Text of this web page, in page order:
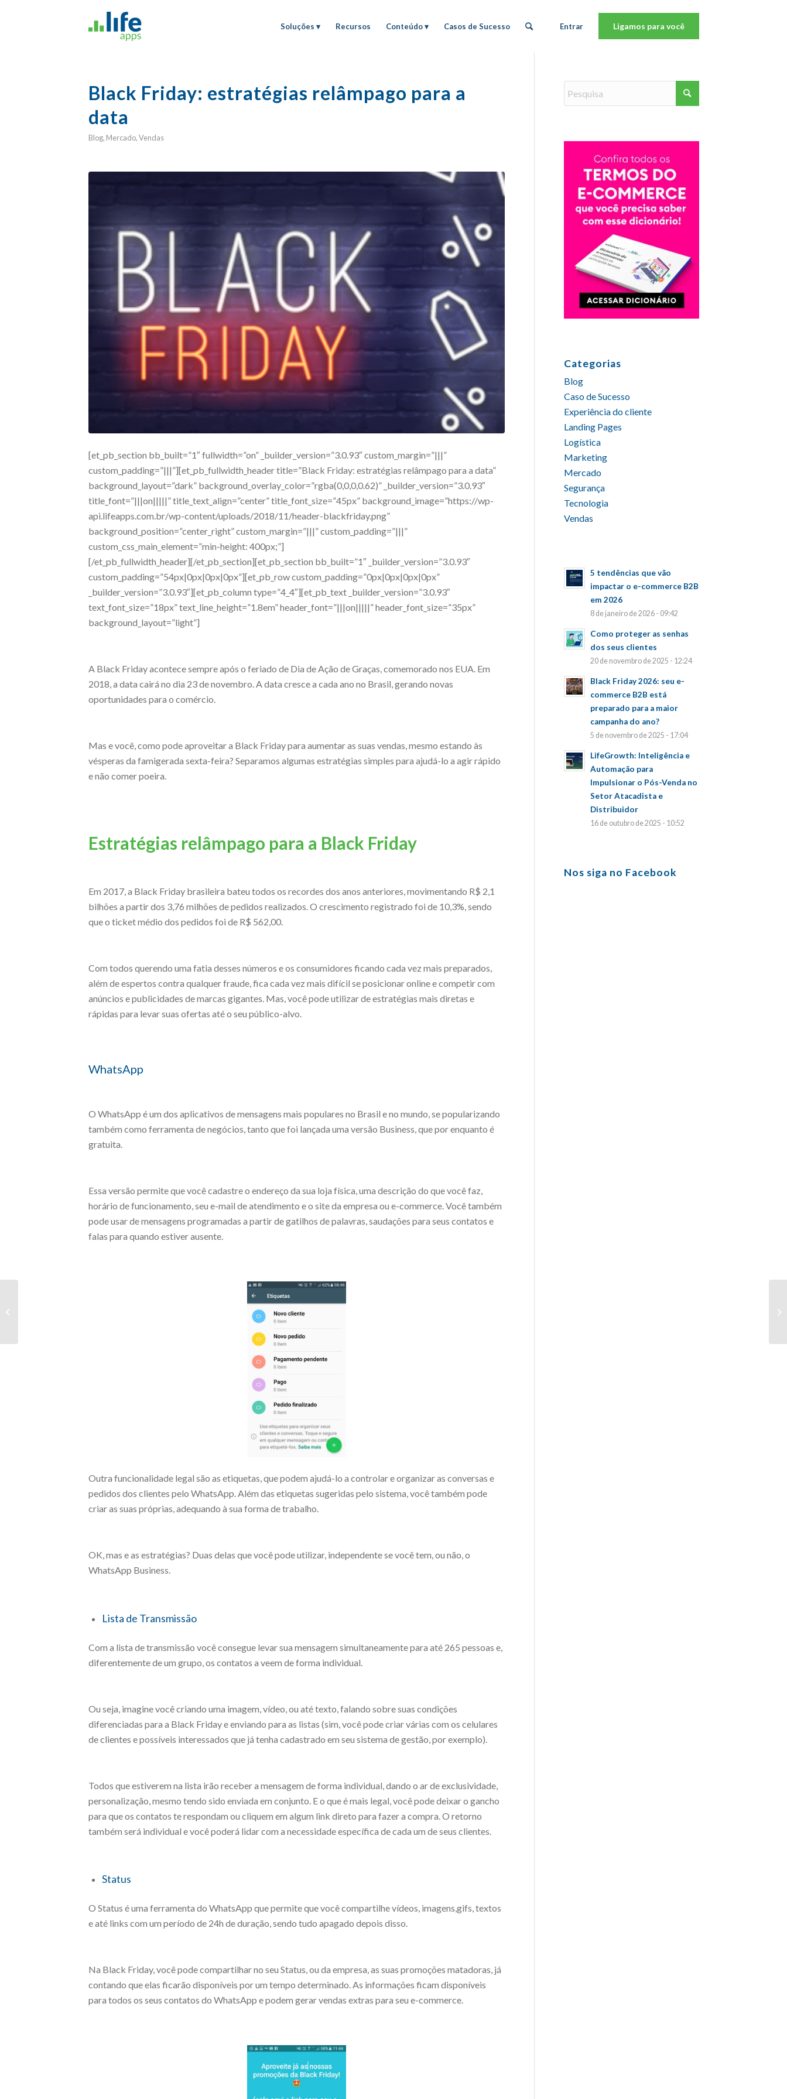
Soluções Recursos Conteúdo Casos de Sucesso Entrar Ligamos para você
Black Friday: estratégias relâmpago para a
data
Blog, Mercado,Vendas
[et_pb_section bb_built=”1″ fullwidth=”on” _builder_version=”3.0.93″ custom_margin=”|||”
custom_padding=”|||”][et_pb_fullwidth_header title=”Black Friday: estratégias relâmpago para a data”
background_layout=”dark” background_overlay_color=”rgba(0,0,0,0.62)” _builder_version=”3.0.93″
title_font=”|||on|||||” title_text_align=”center” title_font_size=”45px” background_image=”https://wp-
api.lifeapps.com.br/wp-content/uploads/2018/11/header-blackfriday.png”
background_position=”center_right” custom_margin=”|||” custom_padding=”|||”
custom_css_main_element=”min-height: 400px;”]
[/et_pb_fullwidth_header][/et_pb_section][et_pb_section bb_built=”1″ _builder_version=”3.0.93″
custom_padding=”54px|0px|0px|0px”][et_pb_row custom_padding=”0px|0px|0px|0px”
_builder_version=”3.0.93″][et_pb_column type=”4_4″][et_pb_text _builder_version=”3.0.93″
text_font_size=”18px” text_line_height=”1.8em” header_font=”|||on|||||” header_font_size=”35px”
background_layout=”light”]
A Black Friday acontece sempre após o feriado de Dia de Ação de Graças, comemorado nos EUA. Em
2018, a data cairá no dia 23 de novembro. A data cresce a cada ano no Brasil, gerando novas
oportunidades para o comércio.
Mas e você, como pode aproveitar a Black Friday para aumentar as suas vendas, mesmo estando às
vésperas da famigerada sexta-feira? Separamos algumas estratégias simples para ajudá-lo a agir rápido
e não comer poeira.
Estratégias relâmpago para a Black Friday
Em 2017, a Black Friday brasileira bateu todos os recordes dos anos anteriores, movimentando R$ 2,1
bilhões a partir dos 3,76 milhões de pedidos realizados. O crescimento registrado foi de 10,3%, sendo
que o ticket médio dos pedidos foi de R$ 562,00.
Com todos querendo uma fatia desses números e os consumidores ficando cada vez mais preparados,
além de espertos contra qualquer fraude, fica cada vez mais difícil se posicionar online e competir com
anúncios e publicidades de marcas gigantes. Mas, você pode utilizar de estratégias mais diretas e
rápidas para levar suas ofertas até o seu público-alvo.
WhatsApp
O WhatsApp é um dos aplicativos de mensagens mais populares no Brasil e no mundo, se popularizando
também como ferramenta de negócios, tanto que foi lançada uma versão Business, que por enquanto é
gratuita.
Essa versão permite que você cadastre o endereço da sua loja física, uma descrição do que você faz,
horário de funcionamento, seu e-mail de atendimento e o site da empresa ou e-commerce. Você também
pode usar de mensagens programadas a partir de gatilhos de palavras, saudações para seus contatos e
falas para quando estiver ausente.
Outra funcionalidade legal são as etiquetas, que podem ajudá-lo a controlar e organizar as conversas e
pedidos dos clientes pelo WhatsApp. Além das etiquetas sugeridas pelo sistema, você também pode
criar as suas próprias, adequando à sua forma de trabalho.
OK, mas e as estratégias? Duas delas que você pode utilizar, independente se você tem, ou não, o
WhatsApp Business.
Lista de Transmissão
Com a lista de transmissão você consegue levar sua mensagem simultaneamente para até 265 pessoas e,
diferentemente de um grupo, os contatos a veem de forma individual.
Ou seja, imagine você criando uma imagem, vídeo, ou até texto, falando sobre suas condições
diferenciadas para a Black Friday e enviando para as listas (sim, você pode criar várias com os celulares
de clientes e possíveis interessados que já tenha cadastrado em seu sistema de gestão, por exemplo).
Todos que estiverem na lista irão receber a mensagem de forma individual, dando o ar de exclusividade,
personalização, mesmo tendo sido enviada em conjunto. E o que é mais legal, você pode deixar o gancho
para que os contatos te respondam ou cliquem em algum link direto para fazer a compra. O retorno
também será individual e você poderá lidar com a necessidade específica de cada um de seus clientes.
Status
O Status é uma ferramenta do WhatsApp que permite que você compartilhe vídeos, imagens,gifs, textos
e até links com um período de 24h de duração, sendo tudo apagado depois disso.
Na Black Friday, você pode compartilhar no seu Status, ou da empresa, as suas promoções matadoras, já
contando que elas ficarão disponíveis por um tempo determinado. As informações ficam disponíveis
para todos os seus contatos do WhatsApp e podem gerar vendas extras para seu e-commerce.
Categorias
Blog
Caso de Sucesso
Experiência do cliente
Landing Pages
Logística
Marketing
Mercado
Segurança
Tecnologia
Vendas
5 tendências que vão
impactar o e-commerce B2B
em 2026
8 de janeiro de 2026 - 09:42
Como proteger as senhas
dos seus clientes
20 de novembro de 2025 - 12:24
Black Friday 2026: seu e-
commerce B2B está
preparado para a maior
campanha do ano?
5 de novembro de 2025 - 17:04
LifeGrowth: Inteligência e
Automação para
Impulsionar o Pós-Venda no
Setor Atacadista e
Distribuidor
16 de outubro de 2025 - 10:52
Nos siga no Facebook